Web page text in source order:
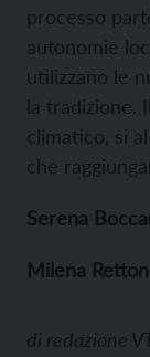
processo
autonomie
utilizzano le
la tradizione.
climatico, si
che
Serena
Milena
di redazione